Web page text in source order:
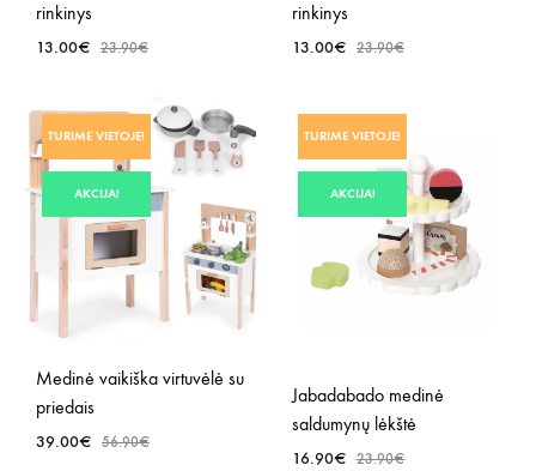
rinkinys
13.00€ 23.90€
Į
rinkinys
13.00€ 23.90€
TURIME VIETOJE!
AKCIJA!
Medinė vaikiška virtuvėlė su
priedais
39.00€ 56.90€
TURIME VIETOJE!
AKCIJA!
Jabadabado medinė
saldumynų lėkštė
16.90€ 23.90€